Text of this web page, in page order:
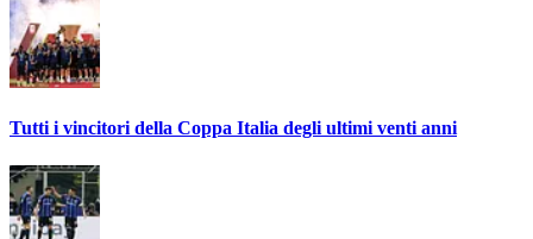
Tutti i vincitori della Coppa Italia degli ultimi venti anni